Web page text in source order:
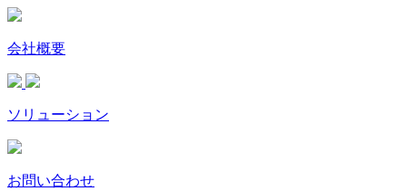
会社概要
ソリューション
お問い合わせ